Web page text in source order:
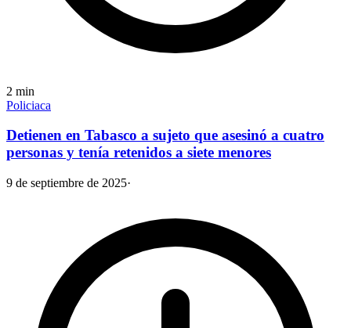
2 min
Policiaca
Detienen en Tabasco a sujeto que asesinó a cuatro
personas y tenía retenidos a siete menores
9 de septiembre de 2025·